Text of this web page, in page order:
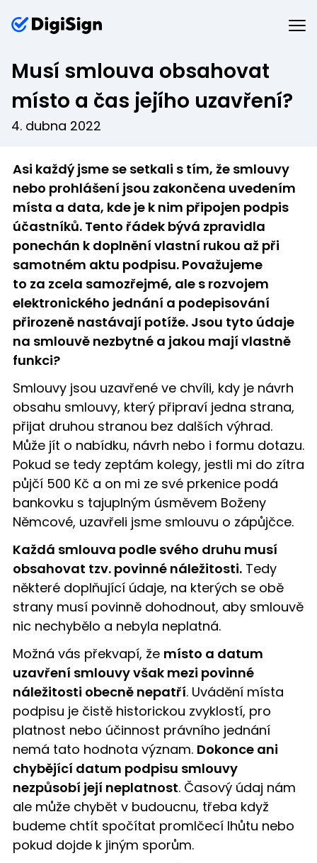
Musí smlouva obsahovat
místo a čas jejího uzavření?
4. dubna 2022
Asi každý jsme se setkali s tím, že smlouvy
nebo prohlášení jsou zakončena uvedením
místa a data, kde je k nim připojen podpis
účastníků. Tento řádek bývá zpravidla
ponechán k doplnění vlastní rukou až při
samotném aktu podpisu. Považujeme
to za zcela samozřejmé, ale s rozvojem
elektronického jednání a podepisování
přirozeně nastávají potíže. Jsou tyto údaje
na smlouvě nezbytné a jakou mají vlastně
funkci?
Smlouvy jsou uzavřené ve chvíli, kdy je návrh
obsahu smlouvy, který připraví jedna strana,
přijat druhou stranou bez dalších výhrad.
Může jít o nabídku, návrh nebo i formu dotazu.
Pokud se tedy zeptám kolegy, jestli mi do zítra
půjčí 500 Kč a on mi ze své prkenice podá
bankovku s tajuplným úsměvem Boženy
Němcové, uzavřeli jsme smlouvu o zápůjčce.
Každá smlouva podle svého druhu musí
obsahovat tzv. povinné náležitosti. Tedy
některé doplňující údaje, na kterých se obě
strany musí povinně dohodnout, aby smlouvě
nic nechybělo a nebyla neplatná.
Možná vás překvapí, že místo a datum
uzavření smlouvy však mezi povinné
náležitosti obecně nepatří. Uvádění místa
podpisu je čistě historickou zvyklostí, pro
platnost nebo účinnost právního jednání
nemá tato hodnota význam. Dokonce ani
chybějící datum podpisu smlouvy
nezpůsobí její neplatnost. Časový údaj nám
ale může chybět v budoucnu, třeba když
budeme chtít spočítat promlčecí lhůtu nebo
pokud dojde k jiným sporům.